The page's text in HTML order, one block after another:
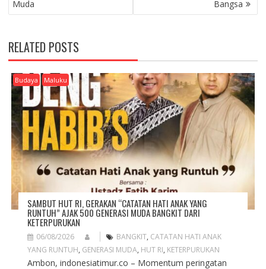
N
V
I
G
A
T
O
N
Muda Bangsa
RELATED POSTS
Budaya Maluku
SAMBUT HUT RI, GERAKAN “CATATAN HATI ANAK YANG
RUNTUH” AJAK 500 GENERASI MUDA BANGKIT DARI
KETERPURUKAN
06/08/2026 BANGKIT, CATATAN HATI ANAK
YANG RUNTUH, GENERASI MUDA, HUT RI, KETERPURUKAN
Ambon, indonesiatimur.co – Momentum peringatan